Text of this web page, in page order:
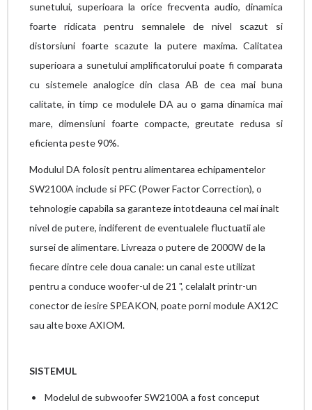
sunetului, superioara la orice frecventa audio, dinamica
foarte ridicata pentru semnalele de nivel scazut si
distorsiuni foarte scazute la putere maxima. Calitatea
superioara a sunetului amplificatorului poate fi comparata
cu sistemele analogice din clasa AB de cea mai buna
calitate, in timp ce modulele DA au o gama dinamica mai
mare, dimensiuni foarte compacte, greutate redusa si
eficienta peste 90%.
Modulul DA folosit pentru alimentarea echipamentelor
SW2100A include si PFC (Power Factor Correction), o
tehnologie capabila sa garanteze intotdeauna cel mai inalt
nivel de putere, indiferent de eventualele fluctuatii ale
sursei de alimentare. Livreaza o putere de 2000W de la
fiecare dintre cele doua canale: un canal este utilizat
pentru a conduce woofer-ul de 21 ", celalalt printr-un
conector de iesire SPEAKON, poate porni module AX12C
sau alte boxe AXIOM.
SISTEMUL
• Modelul de subwoofer SW2100A a fost conceput